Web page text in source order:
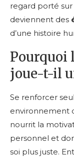
regard porté
deviennent des
d’une histoire
Pourquoi
joue-t-il
Se renforcer
environnement
nourrit la
personnel et
soi plus juste.